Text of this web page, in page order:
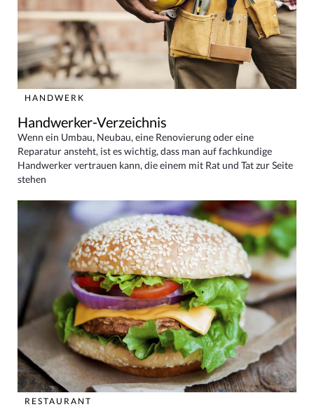
HANDWERK
Handwerker-Verzeichnis
Wenn ein Umbau, Neubau, eine Renovierung oder eine
Reparatur ansteht, ist es wichtig, dass man auf fachkundige
Handwerker vertrauen kann, die einem mit Rat und Tat zur Seite
stehen
RESTAURANT